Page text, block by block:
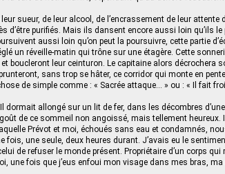
sueur, de leur alcool, de l’encrassement de leur attente
d’être purifiés. Mais ils dansent encore aussi loin qu’ils le
aussi loin qu’on peut la poursuivre, cette partie
un réveille-matin qui trône sur une étagère. Cette
boucleront leur ceinturon. Le capitaine alors décrochera
sans trop se hâter, ce corridor qui monte en
de simple comme : « Sacrée attaque… » ou : « Il fait
dormait allongé sur un lit de fer, dans les décombres
de ce sommeil non angoissé, mais tellement heureux.
Prévot et moi, échoués sans eau et condamnés,
fois, une seule, deux heures durant. J’avais eu le
de refuser le monde présent. Propriétaire d’un corps
une fois que j’eus enfoui mon visage dans mes bras, ma